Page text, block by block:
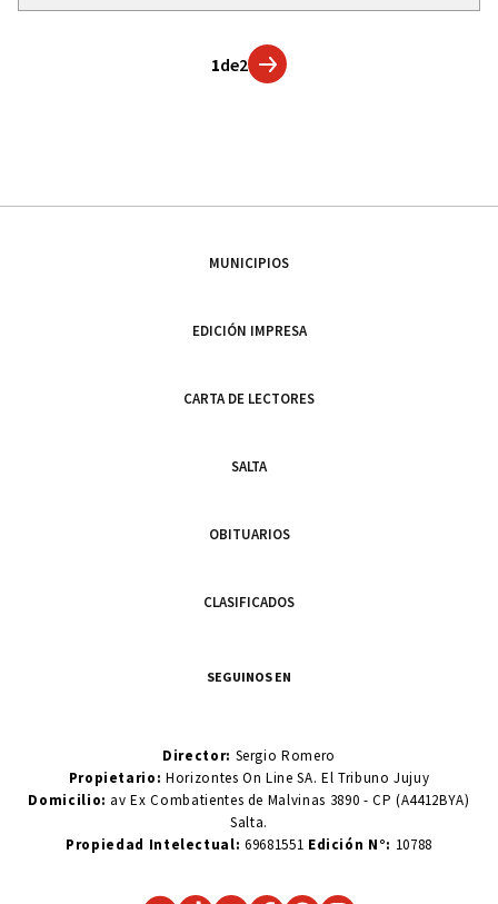
1de2
MUNICIPIOS
EDICIÓN IMPRESA
CARTA DE LECTORES
SALTA
OBITUARIOS
CLASIFICADOS
SEGUINOS EN
Director: Sergio Romero
Propietario:Horizontes On Line SA. El Tribuno Jujuy
Domicilio: av Ex Combatientes de Malvinas 3890 - CP (A4412BYA)
Salta.
Propiedad Intelectual: 69681551 Edición N°: 10788